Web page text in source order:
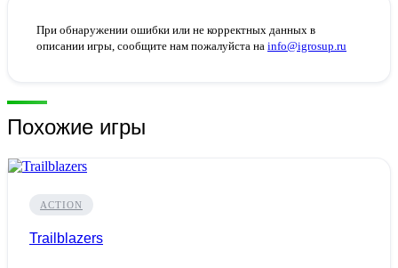
При обнаружении ошибки или не корректных данных в
описании игры, сообщите нам пожалуйста на info@igrosup.ru
Похожие игры
ACTION
Trailblazers